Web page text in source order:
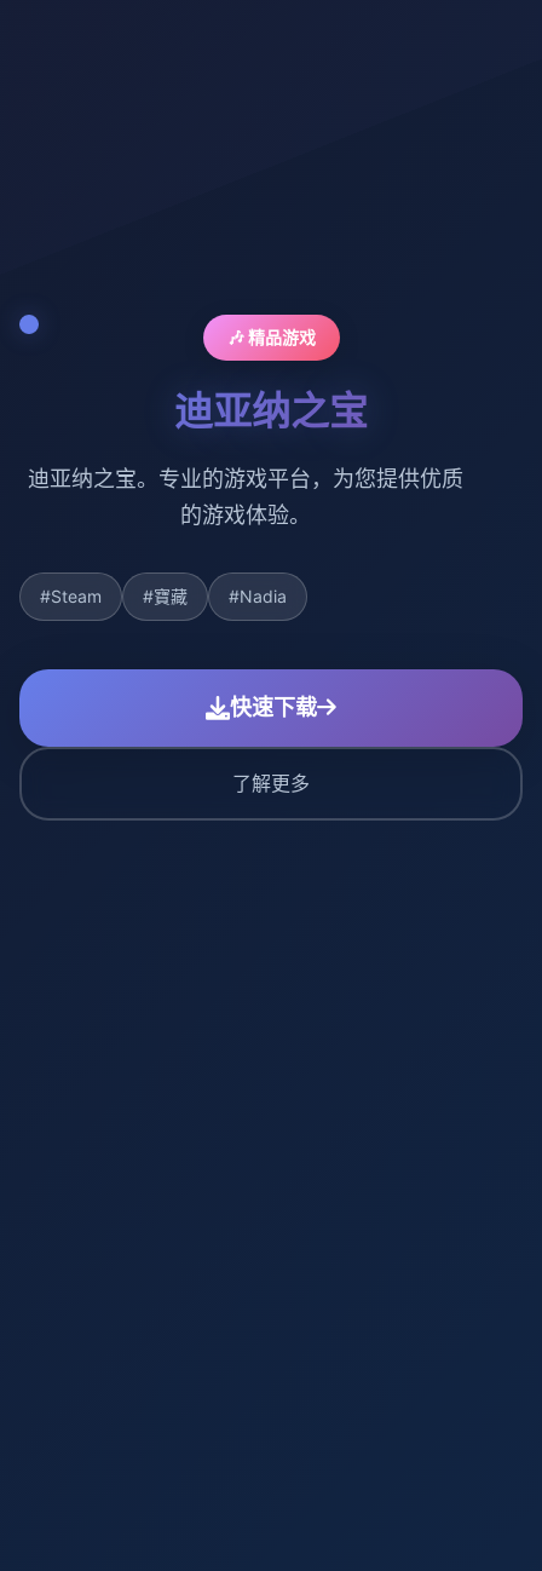
🎶 精品游戏
迪亚纳之宝
迪亚纳之宝。专业的游戏平台，为您提供优质
的游戏体验。
#Steam #寶藏 #Nadia
快速下载
了解更多